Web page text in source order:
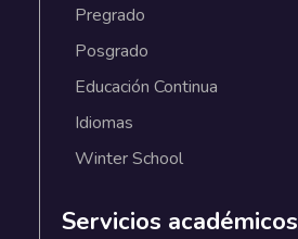
Pregrado
Posgrado
Educación Continua
Idiomas
Winter School
Servicios académicos